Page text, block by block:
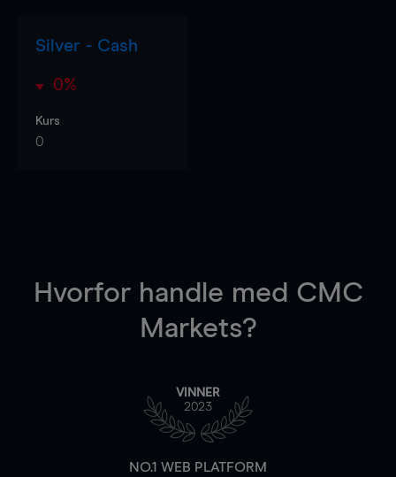
Silver - Cash
0%
Kurs
0
Hvorfor handle med CMC
Markets?
VINNER
2023
NO.1 WEB PLATFORM